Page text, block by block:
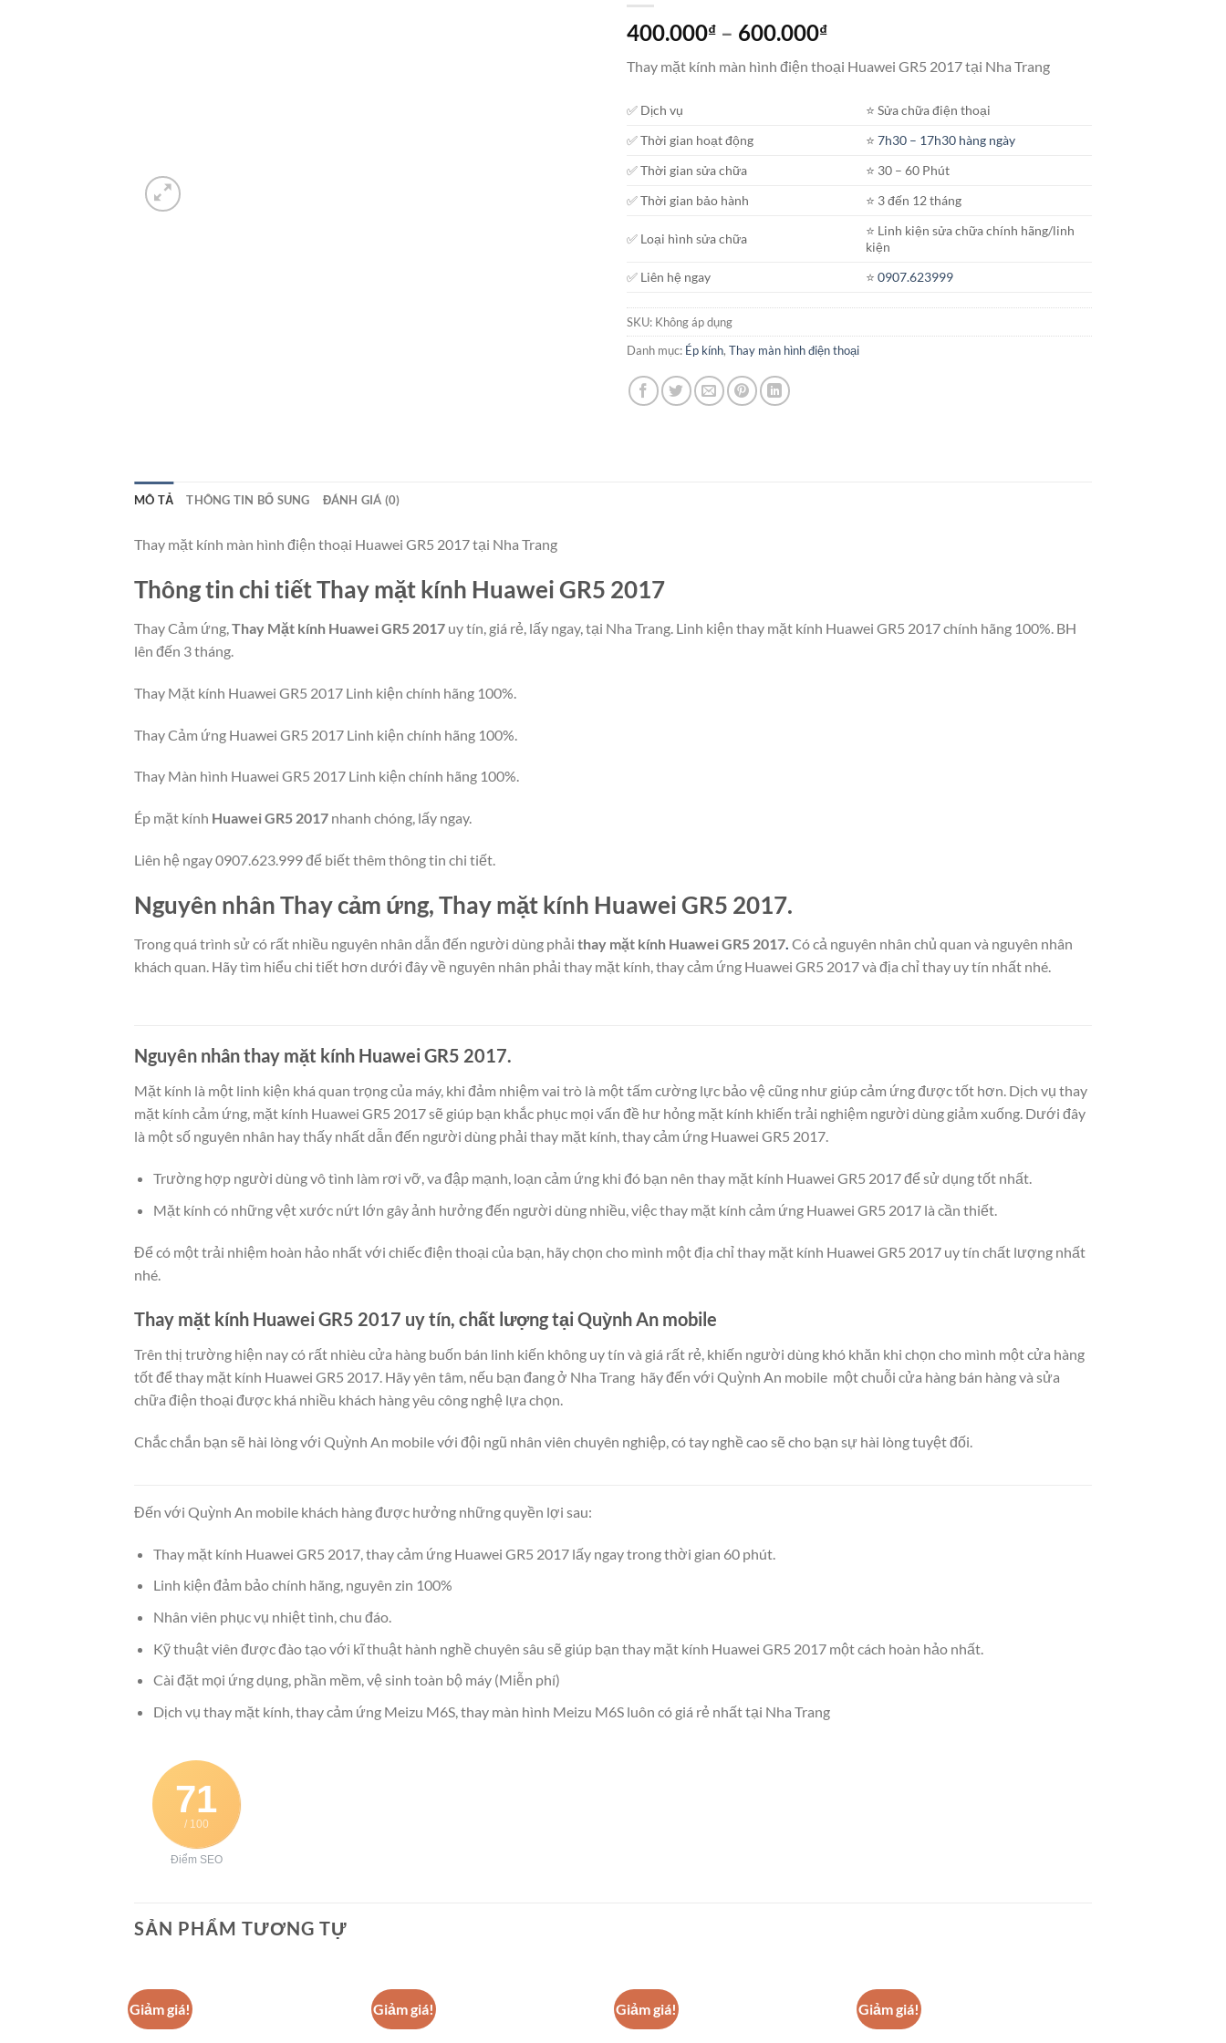
400.000₫ – 600.000₫Khoảng
từ
600.000₫
Thay mặt kính màn hình điện thoại Huawei GR5 2017 tại Nha Trang
✅ Dịch vụ
⭐️ Sửa chữa điện thoại
✅ Thời gian hoạt động
⭐️7h30 – 17h30 hàng ngày
✅ Thời gian sửa chữa
⭐️ 30 – 60 Phút
✅ Thời gian bảo hành
⭐️ 3 đến 12 tháng
✅ Loại hình sửa chữa
⭐️ Linh kiện sửa chữa chính hãng/linh
kiện
✅ Liên hệ ngay
⭐️0907.623999
SKU: Không áp dụng
Danh mục: Ép kính, Thay màn hình điện thoại
MÔ TẢ THÔNG TIN BỔ SUNG ĐÁNH GIÁ (0)
Thay mặt kính màn hình điện thoại Huawei GR5 2017 tại Nha Trang
Thông tin chi tiết Thay mặt kính Huawei GR5 2017
Thay Cảm ứng,Thay Mặt kính Huawei GR5 2017 uy tín, giá rẻ, lấy ngay, tại Nha Trang. Linh kiện thay mặt kính Huawei GR5 2017 chính hãng 100%. BH
lên đến 3 tháng.
Thay Mặt kính Huawei GR5 2017 Linh kiện chính hãng 100%.
Thay Cảm ứng Huawei GR5 2017 Linh kiện chính hãng 100%.
Thay Màn hình Huawei GR5 2017 Linh kiện chính hãng 100%.
Ép mặt kính Huawei GR5 2017 nhanh chóng, lấy ngay.
Liên hệ ngay 0907.623.999 để biết thêm thông tin chi tiết.
Nguyên nhân Thay cảm ứng, Thay mặt kính Huawei GR5 2017.
Trong quá trình sử có rất nhiều nguyên nhân dẫn đến người dùng phải thay mặt kính Huawei GR5 2017 Có cả nguyên nhân chủ quan và nguyên nhân
khách quan. Hãy tìm hiểu chi tiết hơn dưới đây về nguyên nhân phải thay mặt kính, thay cảm ứng Huawei GR5 2017 và địa chỉ thay uy tín nhất nhé.
Nguyên nhân thay mặt kính Huawei GR5 2017.
Mặt kính là một linh kiện khá quan trọng của máy, khi đảm nhiệm vai trò là một tấm cường lực bảo vệ cũng như giúp cảm ứng được tốt hơn. Dịch vụ thay
mặt kính cảm ứng, mặt kính Huawei GR5 2017 sẽ giúp bạn khắc phục mọi vấn đề hư hỏng mặt kính khiến trải nghiệm người dùng giảm xuống. Dưới đây
là một số nguyên nhân hay thấy nhất dẫn đến người dùng phải thay mặt kính, thay cảm ứng Huawei GR5 2017.
Trường hợp người dùng vô tình làm rơi vỡ, va đập mạnh, loạn cảm ứng khi đó bạn nên thay mặt kính Huawei GR5 2017 để sử dụng tốt nhất.
Mặt kính có những vệt xước nứt lớn gây ảnh hưởng đến người dùng nhiều, việc thay mặt kính cảm ứng Huawei GR5 2017 là cần thiết.
Để có một trải nhiệm hoàn hảo nhất với chiếc điện thoại của bạn, hãy chọn cho mình một địa chỉ thay mặt kính Huawei GR5 2017 uy tín chất lượng nhất
nhé.
Thay mặt kính Huawei GR5 2017 uy tín, chất lượng tại Quỳnh An mobile
Trên thị trường hiện nay có rất nhièu cửa hàng buốn bán linh kiến không uy tín và giá rất rẻ, khiến người dùng khó khăn khi chọn cho mình một cửa hàng
tốt để thay mặt kính Huawei GR5 2017. Hãy yên tâm, nếu bạn đang ở Nha Trang hãy đến với Quỳnh An mobile một chuỗi cửa hàng bán hàng và sửa
chữa điện thoại được khá nhiều khách hàng yêu công nghệ lựa chọn.
Chắc chắn bạn sẽ hài lòng với Quỳnh An mobile với đội ngũ nhân viên chuyên nghiệp, có tay nghề cao sẽ cho bạn sự hài lòng tuyệt đối.
Đến với Quỳnh An mobile khách hàng được hưởng những quyền lợi sau:
Thay mặt kính Huawei GR5 2017, thay cảm ứng Huawei GR5 2017 lấy ngay trong thời gian 60 phút.
Linh kiện đảm bảo chính hãng, nguyên zin 100%
Nhân viên phục vụ nhiệt tình, chu đáo.
Kỹ thuật viên được đào tạo với kĩ thuật hành nghề chuyên sâu sẽ giúp bạn thay mặt kính Huawei GR5 2017 một cách hoàn hảo nhất.
Cài đặt mọi ứng dụng, phần mềm, vệ sinh toàn bộ máy (Miễn phí)
Dịch vụ thay mặt kính, thay cảm ứng Meizu M6S, thay màn hình Meizu M6S luôn có giá rẻ nhất tại Nha Trang
71
/ 100
Điểm SEO
SẢN PHẨM TƯƠNG TỰ
Giảm giá! Giảm giá! Giảm giá! Giảm giá!